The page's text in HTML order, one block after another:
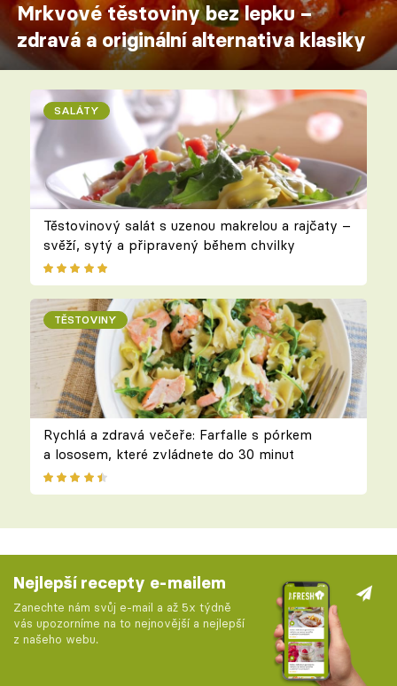
Mrkvové těstoviny bez lepku –
zdravá a originální alternativa klasiky
SALÁTY
Těstovinový salát s uzenou makrelou a rajčaty –
svěží, sytý a připravený během chvilky
TĚSTOVINY
Rychlá a zdravá večeře: Farfalle s pórkem
a lososem, které zvládnete do 30 minut
Nejlepší recepty e-mailem
Zanechte nám svůj e-mail a až 5x týdně
vás upozorníme na to nejnovější a nejlepší
z našeho webu.